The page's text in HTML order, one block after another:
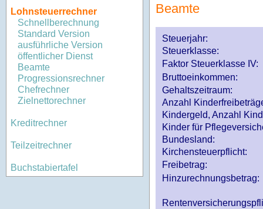
Lohnsteuerrechner
Schnellberechnung
Standard Version
ausführliche Version
öffentlicher Dienst
Beamte
Progressionsrechner
Chefrechner
Zielnettorechner
Kreditrechner
Teilzeitrechner
Buchstabiertafel
Beamte
Steuerjahr:
Steuerklasse:
Faktor Steuerklasse IV:
Bruttoeinkommen:
Gehaltszeitraum:
Anzahl
Kindergeld, Anzahl
Kinder für
Bundesland:
Kirchensteuerpflicht:
Freibetrag:
Hinzurechnungsbetrag: